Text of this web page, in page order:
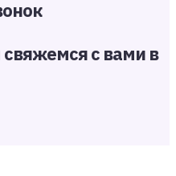
свяжемся с вами в